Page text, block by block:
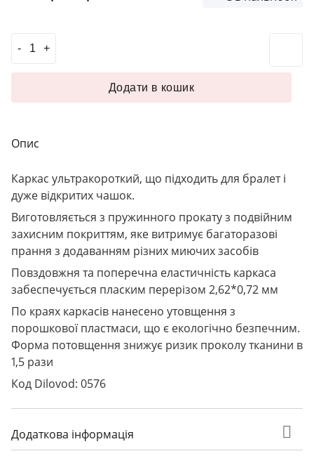
Опис
Каркас ультракороткий, що підходить для бралет і
дуже відкритих чашок.
Виготовляється з пружинного прокату з подвійним
захисним покриттям, яке витримує багаторазові
прання з додаванням різних миючих засобів
Повздовжня та поперечна еластичність каркаса
забеспечується пласким перерізом 2,62*0,72 мм
По краях каркасів нанесено утовщення з
порошкової пластмаси, що є екологічно безпечним.
Форма потовщення знижує ризик проколу тканини в
1,5 рази
Код Dilovod: 0576
Додаткова інформація
Каркаси (кісточки) для бюстгальтера класичні №7 р.95/
Додати в кошик